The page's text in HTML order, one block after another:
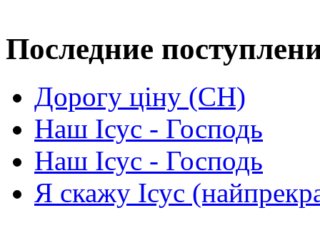
Последние
Дорогу ціну (СН)
Наш Ісус - Господь
Наш Ісус - Господь
Я скажу Ісус